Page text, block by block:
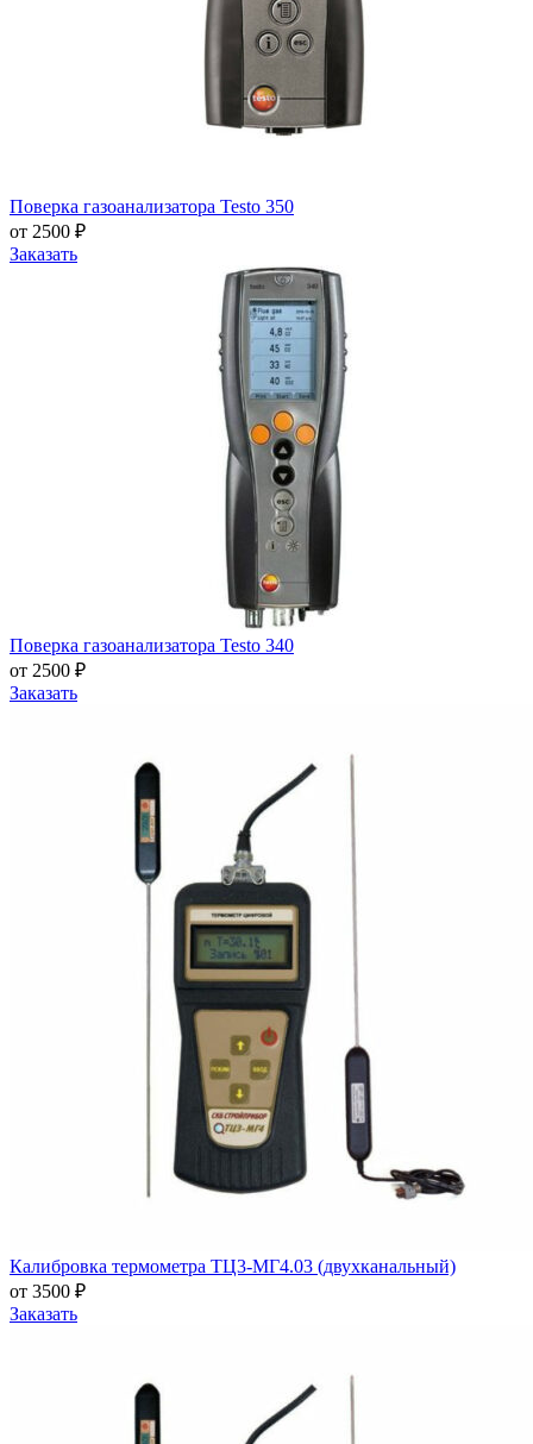
Поверка газоанализатора Testo 350
от 2500 ₽
Заказать
Поверка газоанализатора Testo 340
от 2500 ₽
Заказать
Калибровка термометра ТЦ3-МГ4.03 (двухканальный)
от 3500 ₽
Заказать